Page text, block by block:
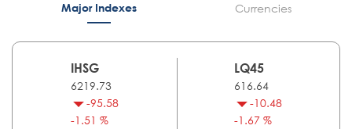
Major Indexes Currencies
IHSG
6219.73
-95.58
-1.51 %
LQ45
616.64
-10.48
-1.67 %